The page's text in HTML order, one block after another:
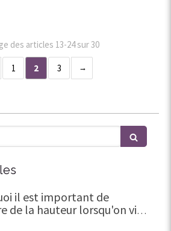
des articles 13-24 sur 30
1 2 3
il est important de
de la hauteur lorsqu'on vit